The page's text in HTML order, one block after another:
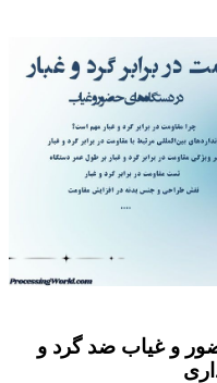
و غیاب ضد گرد و